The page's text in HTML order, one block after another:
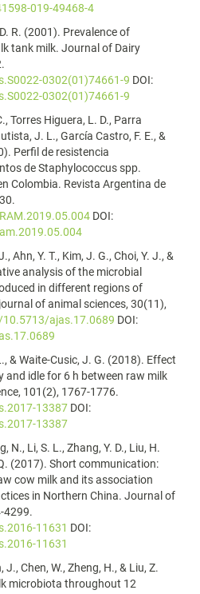
019-49468-4
R. (2001). Prevalence of
tank milk. Journal of Dairy
0302(01)74661-9 DOI:
0302(01)74661-9
Torres Higuera, L. D., Parra
J. L., García Castro, F. E., &
Perfil de resistencia
de Staphylococcus spp.
Colombia. Revista Argentina de
DOI:
Ahn, Y. T., Kim, J. G., Choi, Y. J., &
analysis of the microbial
in different regions of
of animal sciences, 30(11),
ajas.17.0689 DOI:
& Waite-Cusic, J. G. (2018). Effect
and idle for 6 h between raw milk
101(2), 1767-1776.
13387 DOI:
13387
N., Li, S. L., Zhang, Y. D., Liu, H.
(2017). Short communication:
cow milk and its association
in Northern China. Journal of
4299.
11631 DOI:
11631
J., Chen, W., Zheng, H., & Liu, Z.
microbiota throughout 12